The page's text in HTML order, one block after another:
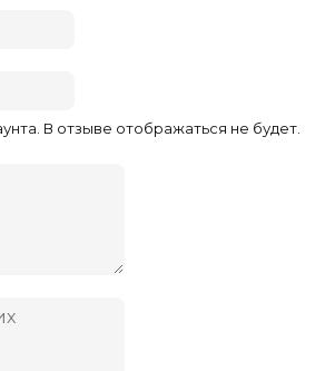
В отзыве отображаться не будет.